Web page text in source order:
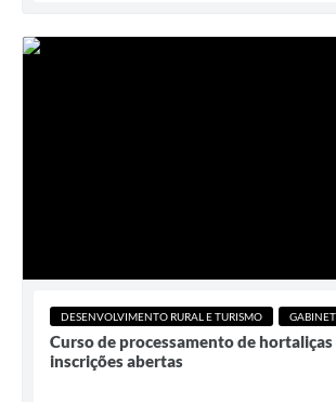
DESENVOLVIMENTO RURAL E TURISMO
Curso de processamento de hortaliças
inscrições abertas